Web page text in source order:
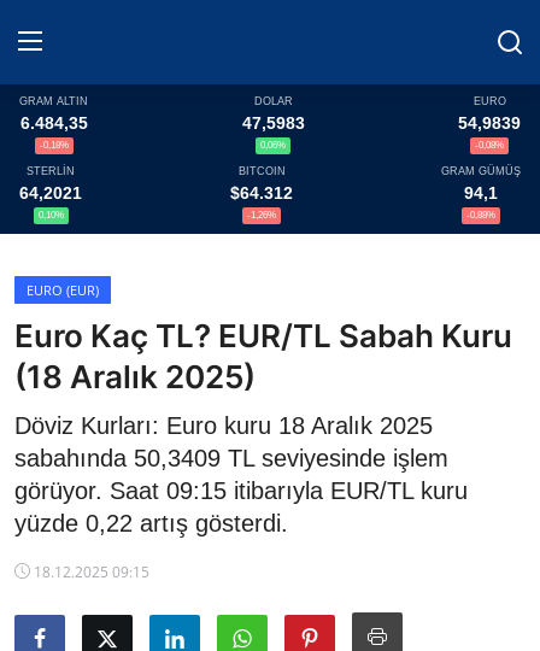
Haberler
Döviz
Altın Fiyatları
Döviz Kurları
Fonlar
Kripto Paralar
Çeviriciler
TCMB Kurları
Emtia Fiyatları
GRAM ALTIN
6.484,35
-0,18%
DOLAR
47,5983
0,06%
EURO
54,9839
-0,08%
STERLİN
64,2021
0,10%
BITCOIN
$64.312
-1,26%
GRAM GÜMÜŞ
94,1
-0,88%
EURO (EUR)
Euro Kaç TL? EUR/TL Sabah Kuru
(18 Aralık 2025)
Döviz Kurları: Euro kuru 18 Aralık 2025
sabahında 50,3409 TL seviyesinde işlem
görüyor. Saat 09:15 itibarıyla EUR/TL kuru
yüzde 0,22 artış gösterdi.
18.12.2025 09:15